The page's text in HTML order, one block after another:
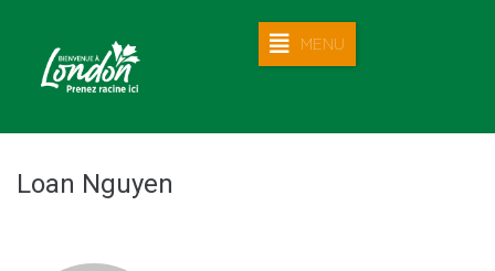
MENU
Loan Nguyen